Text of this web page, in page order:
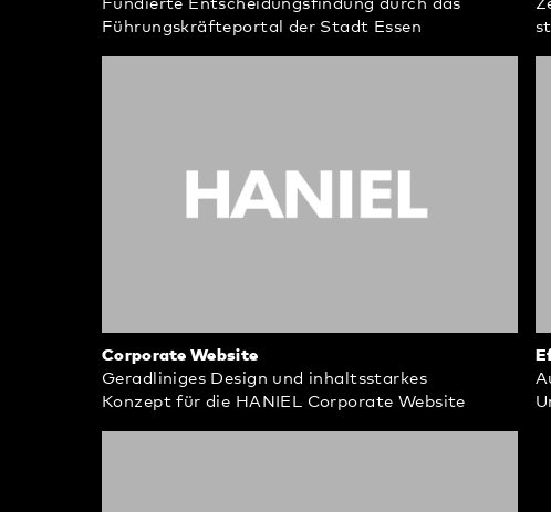
Fundierte Entscheidungsfindung durch das
Führungskräfteportal der Stadt Essen
Corporate Website
Geradliniges Design und inhaltsstarkes
Konzept für die HANIEL Corporate Website